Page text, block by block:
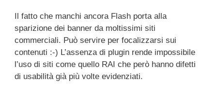
Il fatto che manchi ancora Flash porta alla
sparizione dei banner da moltissimi siti
commerciali. Può servire per focalizzarsi sui
contenuti :-) L’assenza di plugin rende impossibile
l’uso di siti come quello RAI che però hanno difetti
di usabilità già più volte evidenziati.